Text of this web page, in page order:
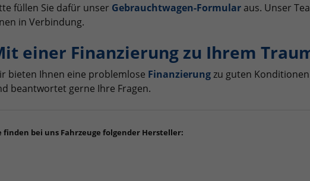
füllen Sie dafür unser Gebrauchtwagen-Formularaus. Unser
in Verbindung.
einer Finanzierung zu Ihrem
bieten Ihnen eine problemlose Finanzierungzu guten
beantwortet gerne Ihre Fragen.
finden bei uns Fahrzeuge folgender Hersteller: